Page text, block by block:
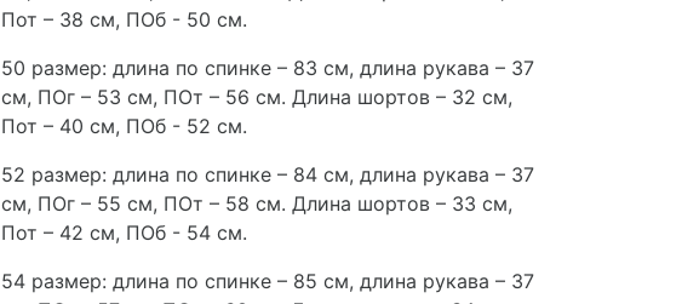
Пот – 38 см, ПОб - 50 см.
50 размер: длина по спинке – 83 см, длина рукава – 37
см, ПОг – 53 см, ПОт – 56 см. Длина шортов – 32 см,
Пот – 40 см, ПОб - 52 см.
52 размер: длина по спинке – 84 см, длина рукава – 37
см, ПОг – 55 см, ПОт – 58 см. Длина шортов – 33 см,
Пот – 42 см, ПОб - 54 см.
54 размер: длина по спинке – 85 см, длина рукава – 37